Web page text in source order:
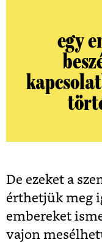
egy
De ezeket a
érthetjük meg
embereket
vajon